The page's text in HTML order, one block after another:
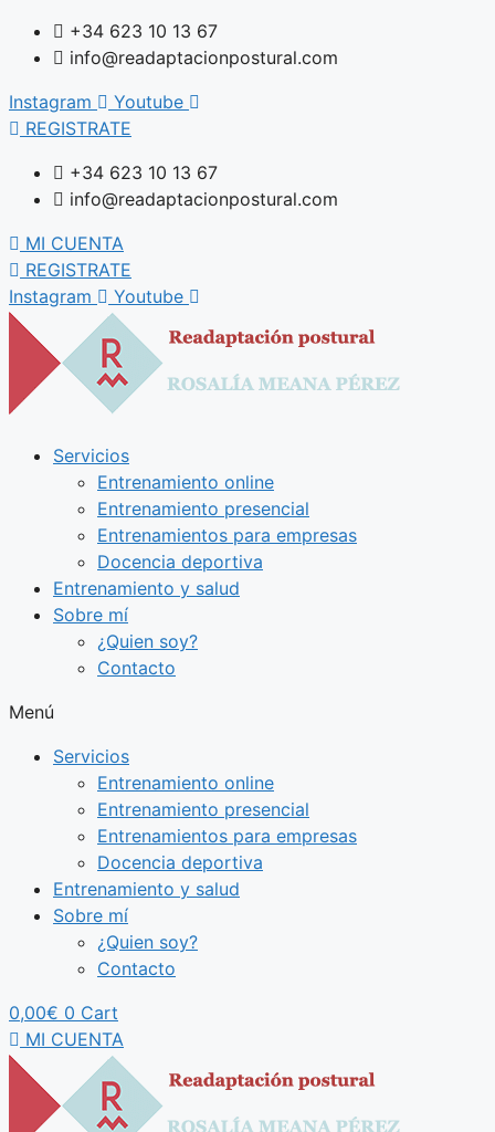
Saltar
+34 623 10 13 67
info@readaptacionpostural.com
Instagram
Youtube
REGISTRATE
+34 623 10 13 67
info@readaptacionpostural.com
MI CUENTA
REGISTRATE
Instagram
Youtube
Servicios
Entrenamiento online
Entrenamiento presencial
Entrenamientos para empresas
Docencia deportiva
Entrenamiento y salud
Sobre mí
¿Quien soy?
Contacto
Menú
Servicios
Entrenamiento online
Entrenamiento presencial
Entrenamientos para empresas
Docencia deportiva
Entrenamiento y salud
Sobre mí
¿Quien soy?
Contacto
0,00€ 0 Cart
MI CUENTA